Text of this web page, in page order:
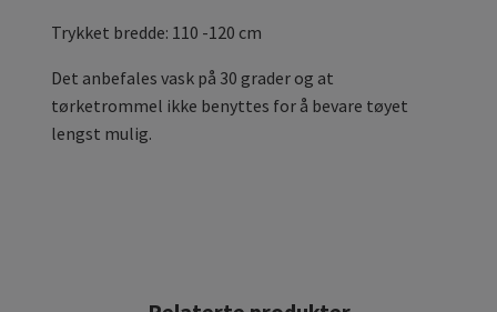
Trykket bredde: 110 -120 cm
Det anbefales vask på 30 grader og at
tørketrommel ikke benyttes for å bevare tøyet
lengst mulig.